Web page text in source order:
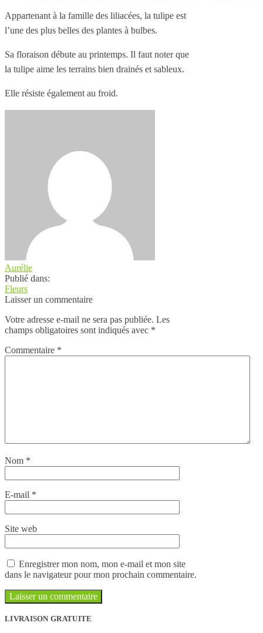
Appartenant à la famille des liliacées, la tulipe est
l’une des plus belles des plantes à bulbes.
Sa floraison débute au printemps. Il faut noter que
la tulipe aime les terrains bien drainés et sableux.
Elle résiste également au froid.
Aurélie
Publié dans:
Fleurs
Laisser un commentaire
Votre adresse e-mail ne sera pas publiée. Les
champs obligatoires sont indiqués avec *
Commentaire *
Nom *
E-mail *
Site web
Enregistrer mon nom, mon e-mail et mon site
dans le navigateur pour mon prochain commentaire.
LIVRAISON GRATUITE